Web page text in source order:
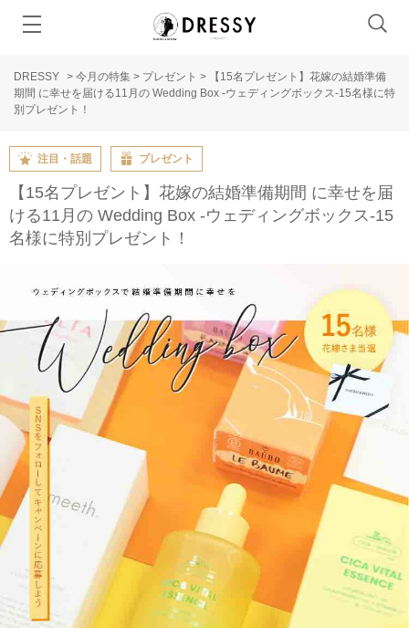
DRESSY > 今月の特集 > プレゼント >
【15名プレゼント】花嫁の結婚準備
期間 に幸せを届ける11月の Wedding Box -ウェディングボックス-15名様に特
別プレゼント！
注目・話題 プレゼント
【15名プレゼント】花嫁の結婚準備期間 に幸せを届
ける11月の Wedding Box -ウェディングボックス-15
名様に特別プレゼント！